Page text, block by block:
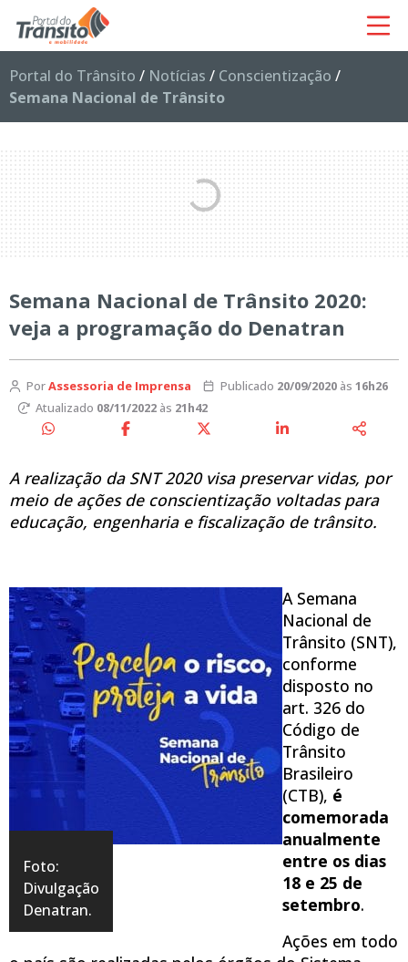
Portal do Trânsito / Notícias / Conscientização /
Semana Nacional de Trânsito
Semana Nacional de Trânsito 2020:
veja a programação do Denatran
PorAssessoria de Imprensa Publicado 20/09/2020às 16h26
Atualizado 08/11/2022às 21h42
A realização da SNT 2020 visa preservar vidas, por
meio de ações de conscientização voltadas para
educação, engenharia e fiscalização de trânsito.
Foto:
Divulgação
Denatran.
A Semana
Nacional de
Trânsito (SNT),
conforme
disposto no
art. 326 do
Código de
Trânsito
Brasileiro
(CTB), é
comemorada
anualmente
entre os dias
18 e 25 de
setembro.
Ações em todo